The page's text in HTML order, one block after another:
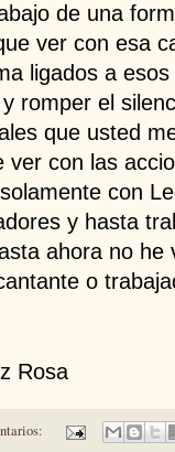
de una
ver con esa
ligados a
romper el
que usted
ver con las
con
y hasta
ahora no he
o
Rosa